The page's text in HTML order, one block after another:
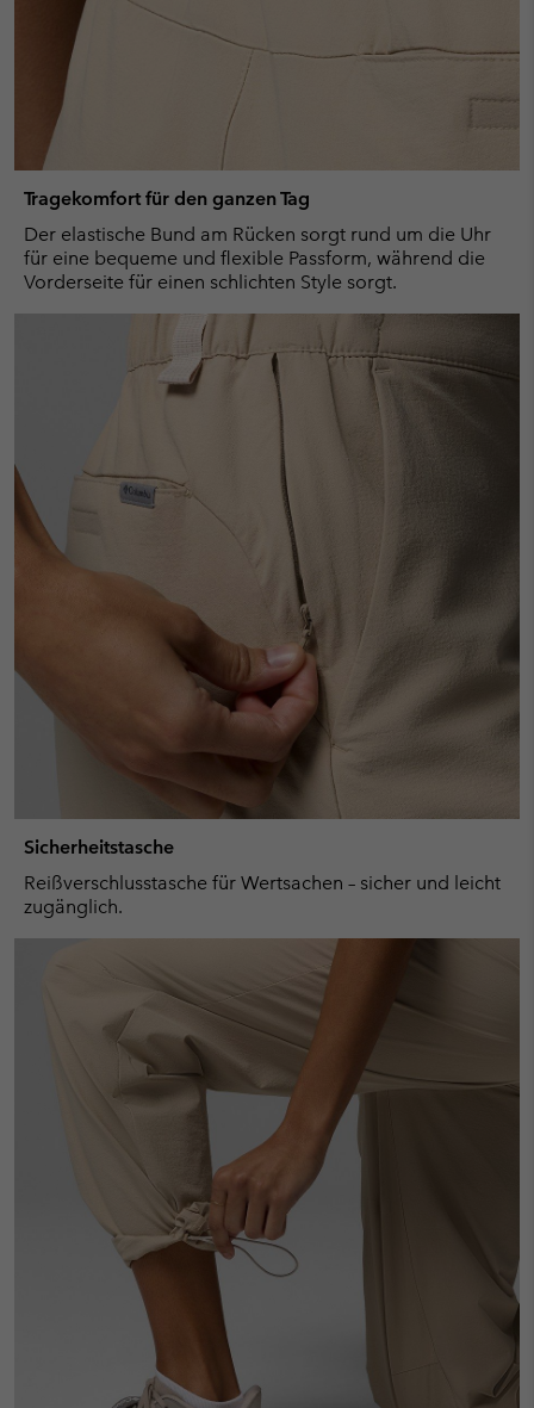
Tragekomfort für den ganzen Tag
Der elastische Bund am Rücken sorgt rund um die Uhr
für eine bequeme und flexible Passform, während die
Vorderseite für einen schlichten Style sorgt.
Sicherheitstasche
Reißverschlusstasche für Wertsachen – sicher und leicht
zugänglich.